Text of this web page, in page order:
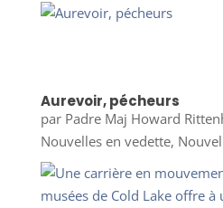
Aurevoir, pécheurs
par Padre Maj Howard
Nouvelles en vedette,